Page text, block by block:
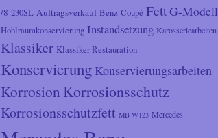
/8 230SL Auftragsverkauf Benz Coupé FettG-Modell
Hohlraumkonservierung Instandsetzung Karosseriearbeiten
Klassiker Klassiker Restauration
Konservierung Konservierungsarbeiten
Korrosion Korrosionsschutz
Korrosionsschutzfett MB W123 Mercedes